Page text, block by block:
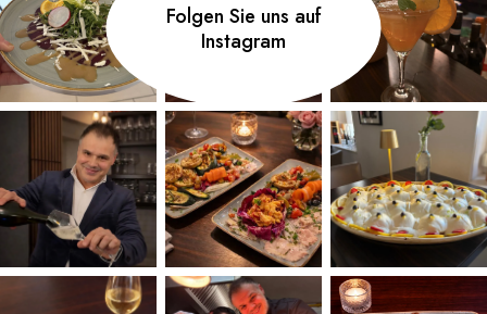
Folgen Sie uns auf
Instagram